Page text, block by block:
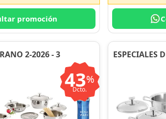
promoción
2-2026 - 3
43%
Dcto.
ESPECIALES